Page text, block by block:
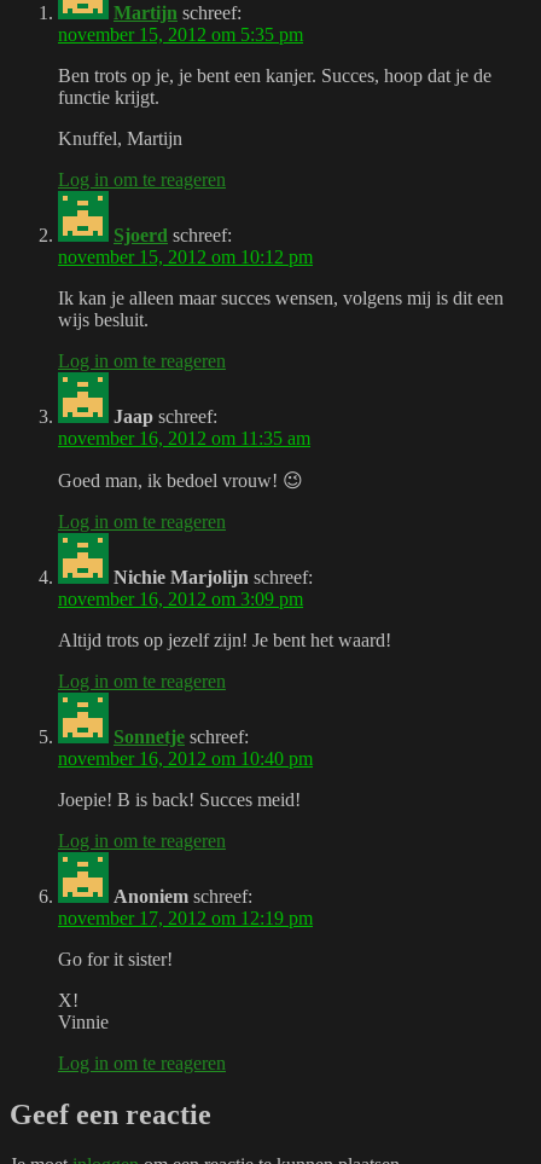
Martijn schreef:
november 15, 2012 om 5:35 pm
Ben trots op je, je bent een kanjer. Succes, hoop dat je de
functie krijgt.
Knuffel, Martijn
Log in om te reageren
Sjoerd schreef:
november 15, 2012 om 10:12 pm
Ik kan je alleen maar succes wensen, volgens mij is dit een
wijs besluit.
Log in om te reageren
Jaap schreef:
november 16, 2012 om 11:35 am
Goed man, ik bedoel vrouw! 😉
Log in om te reageren
Nichie Marjolijn schreef:
november 16, 2012 om 3:09 pm
Altijd trots op jezelf zijn! Je bent het waard!
Log in om te reageren
Sonnetje schreef:
november 16, 2012 om 10:40 pm
Joepie! B is back! Succes meid!
Log in om te reageren
Anoniem schreef:
november 17, 2012 om 12:19 pm
Go for it sister!
X!
Vinnie
Log in om te reageren
Geef een reactie